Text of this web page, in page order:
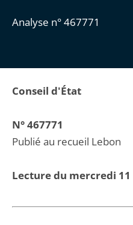
Analyse n° 467771
Conseil d'État
N° 467771
Publié au recueil Lebon
Lecture du mercredi